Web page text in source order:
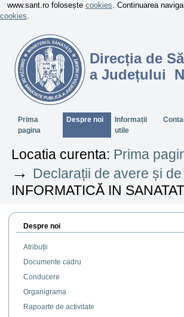
www.sant.ro folosește cookies. Continuarea
cookies.
Direcția de
a Județului
SectiuniPrima
pagina
Despre noi
Informații
utile
Locatia curenta: Prima
→ Declarații de avere și
INFORMATICĂ IN
Despre noi
Atribuții
Documente cadru
Conducere
Organigrama
Rapoarte de activitate